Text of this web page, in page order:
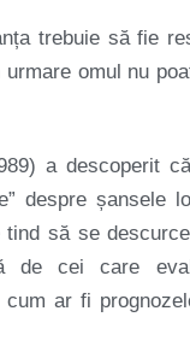
trebuie să fie
urmare omul nu
a descoperit
despre șansele
tind să se
de cei care
cum ar fi